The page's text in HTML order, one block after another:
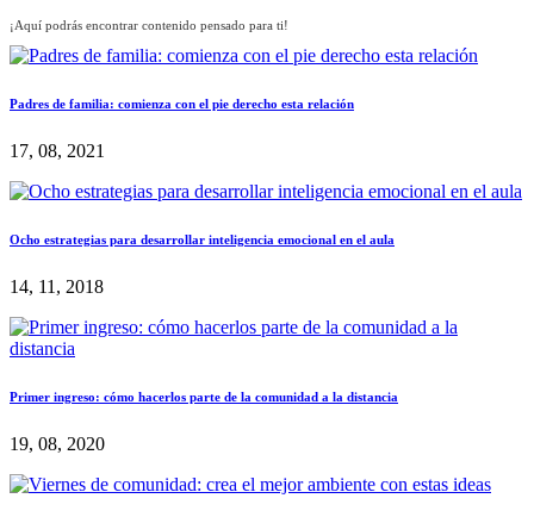
¡Aquí podrás encontrar contenido pensado para ti!
Padres de familia: comienza con el pie derecho esta relación
17, 08, 2021
Ocho estrategias para desarrollar inteligencia emocional en el aula
14, 11, 2018
Primer ingreso: cómo hacerlos parte de la comunidad a la distancia
19, 08, 2020